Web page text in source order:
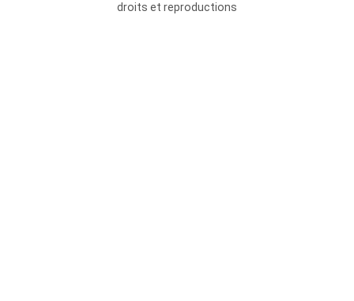
droits et reproductions